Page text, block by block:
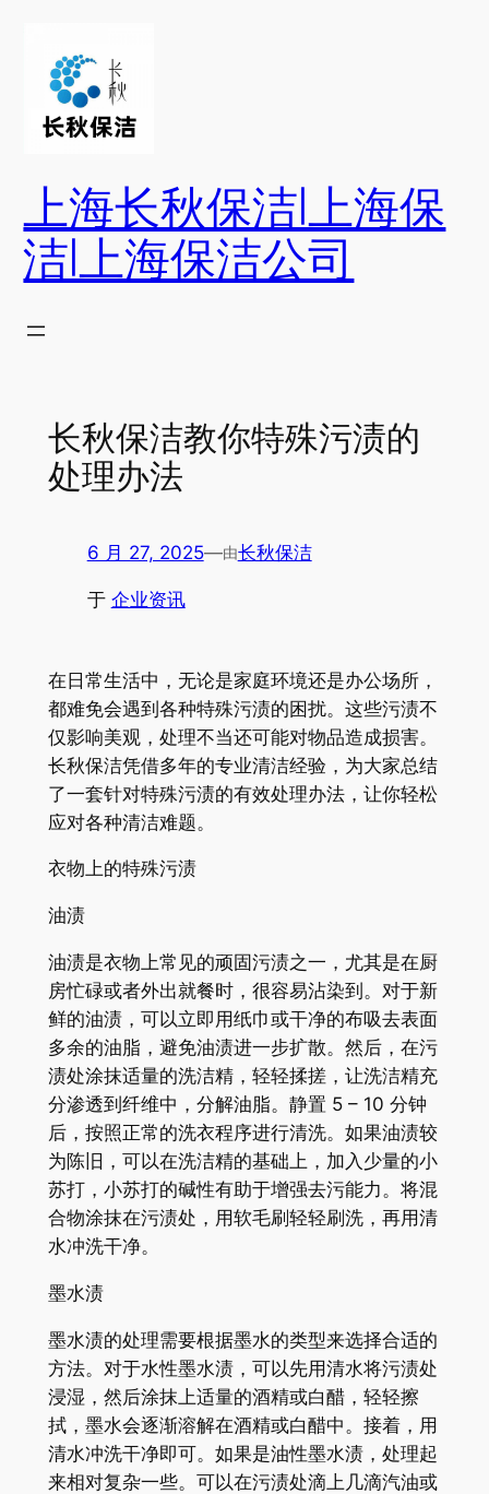
上海长秋保洁|上海保
洁|上海保洁公司
长秋保洁教你特殊污渍的
处理办法
6 月 27, 2025—由长秋保洁
于 企业资讯
在日常生活中，无论是家庭环境还是办公场所，
都难免会遇到各种特殊污渍的困扰。这些污渍不
仅影响美观，处理不当还可能对物品造成损害。
长秋保洁凭借多年的专业清洁经验，为大家总结
了一套针对特殊污渍的有效处理办法，让你轻松
应对各种清洁难题。
衣物上的特殊污渍
油渍
油渍是衣物上常见的顽固污渍之一，尤其是在厨
房忙碌或者外出就餐时，很容易沾染到。对于新
鲜的油渍，可以立即用纸巾或干净的布吸去表面
多余的油脂，避免油渍进一步扩散。然后，在污
渍处涂抹适量的洗洁精，轻轻揉搓，让洗洁精充
分渗透到纤维中，分解油脂。静置 5 – 10 分钟
后，按照正常的洗衣程序进行清洗。如果油渍较
为陈旧，可以在洗洁精的基础上，加入少量的小
苏打，小苏打的碱性有助于增强去污能力。将混
合物涂抹在污渍处，用软毛刷轻轻刷洗，再用清
水冲洗干净。
墨水渍
墨水渍的处理需要根据墨水的类型来选择合适的
方法。对于水性墨水渍，可以先用清水将污渍处
浸湿，然后涂抹上适量的酒精或白醋，轻轻擦
拭，墨水会逐渐溶解在酒精或白醋中。接着，用
清水冲洗干净即可。如果是油性墨水渍，处理起
来相对复杂一些。可以在污渍处滴上几滴汽油或